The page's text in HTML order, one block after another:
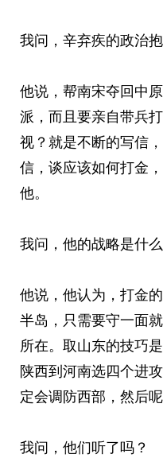
我问，辛弃疾的政治
他说，帮南宋夺回中
派，而且要亲自带兵
视？就是不断的写信
信，谈应该如何打金
他。
我问，他的战略是什么
他说，他认为，打金
半岛，只需要守一面
所在。取山东的技巧
陕西到河南选四个进
定会调防西部，然后
我问，他们听了吗？